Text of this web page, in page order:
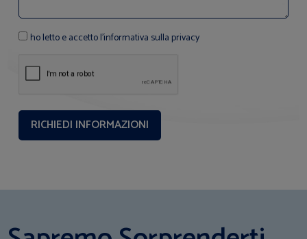
ho letto e accetto l'informativa sulla privacy